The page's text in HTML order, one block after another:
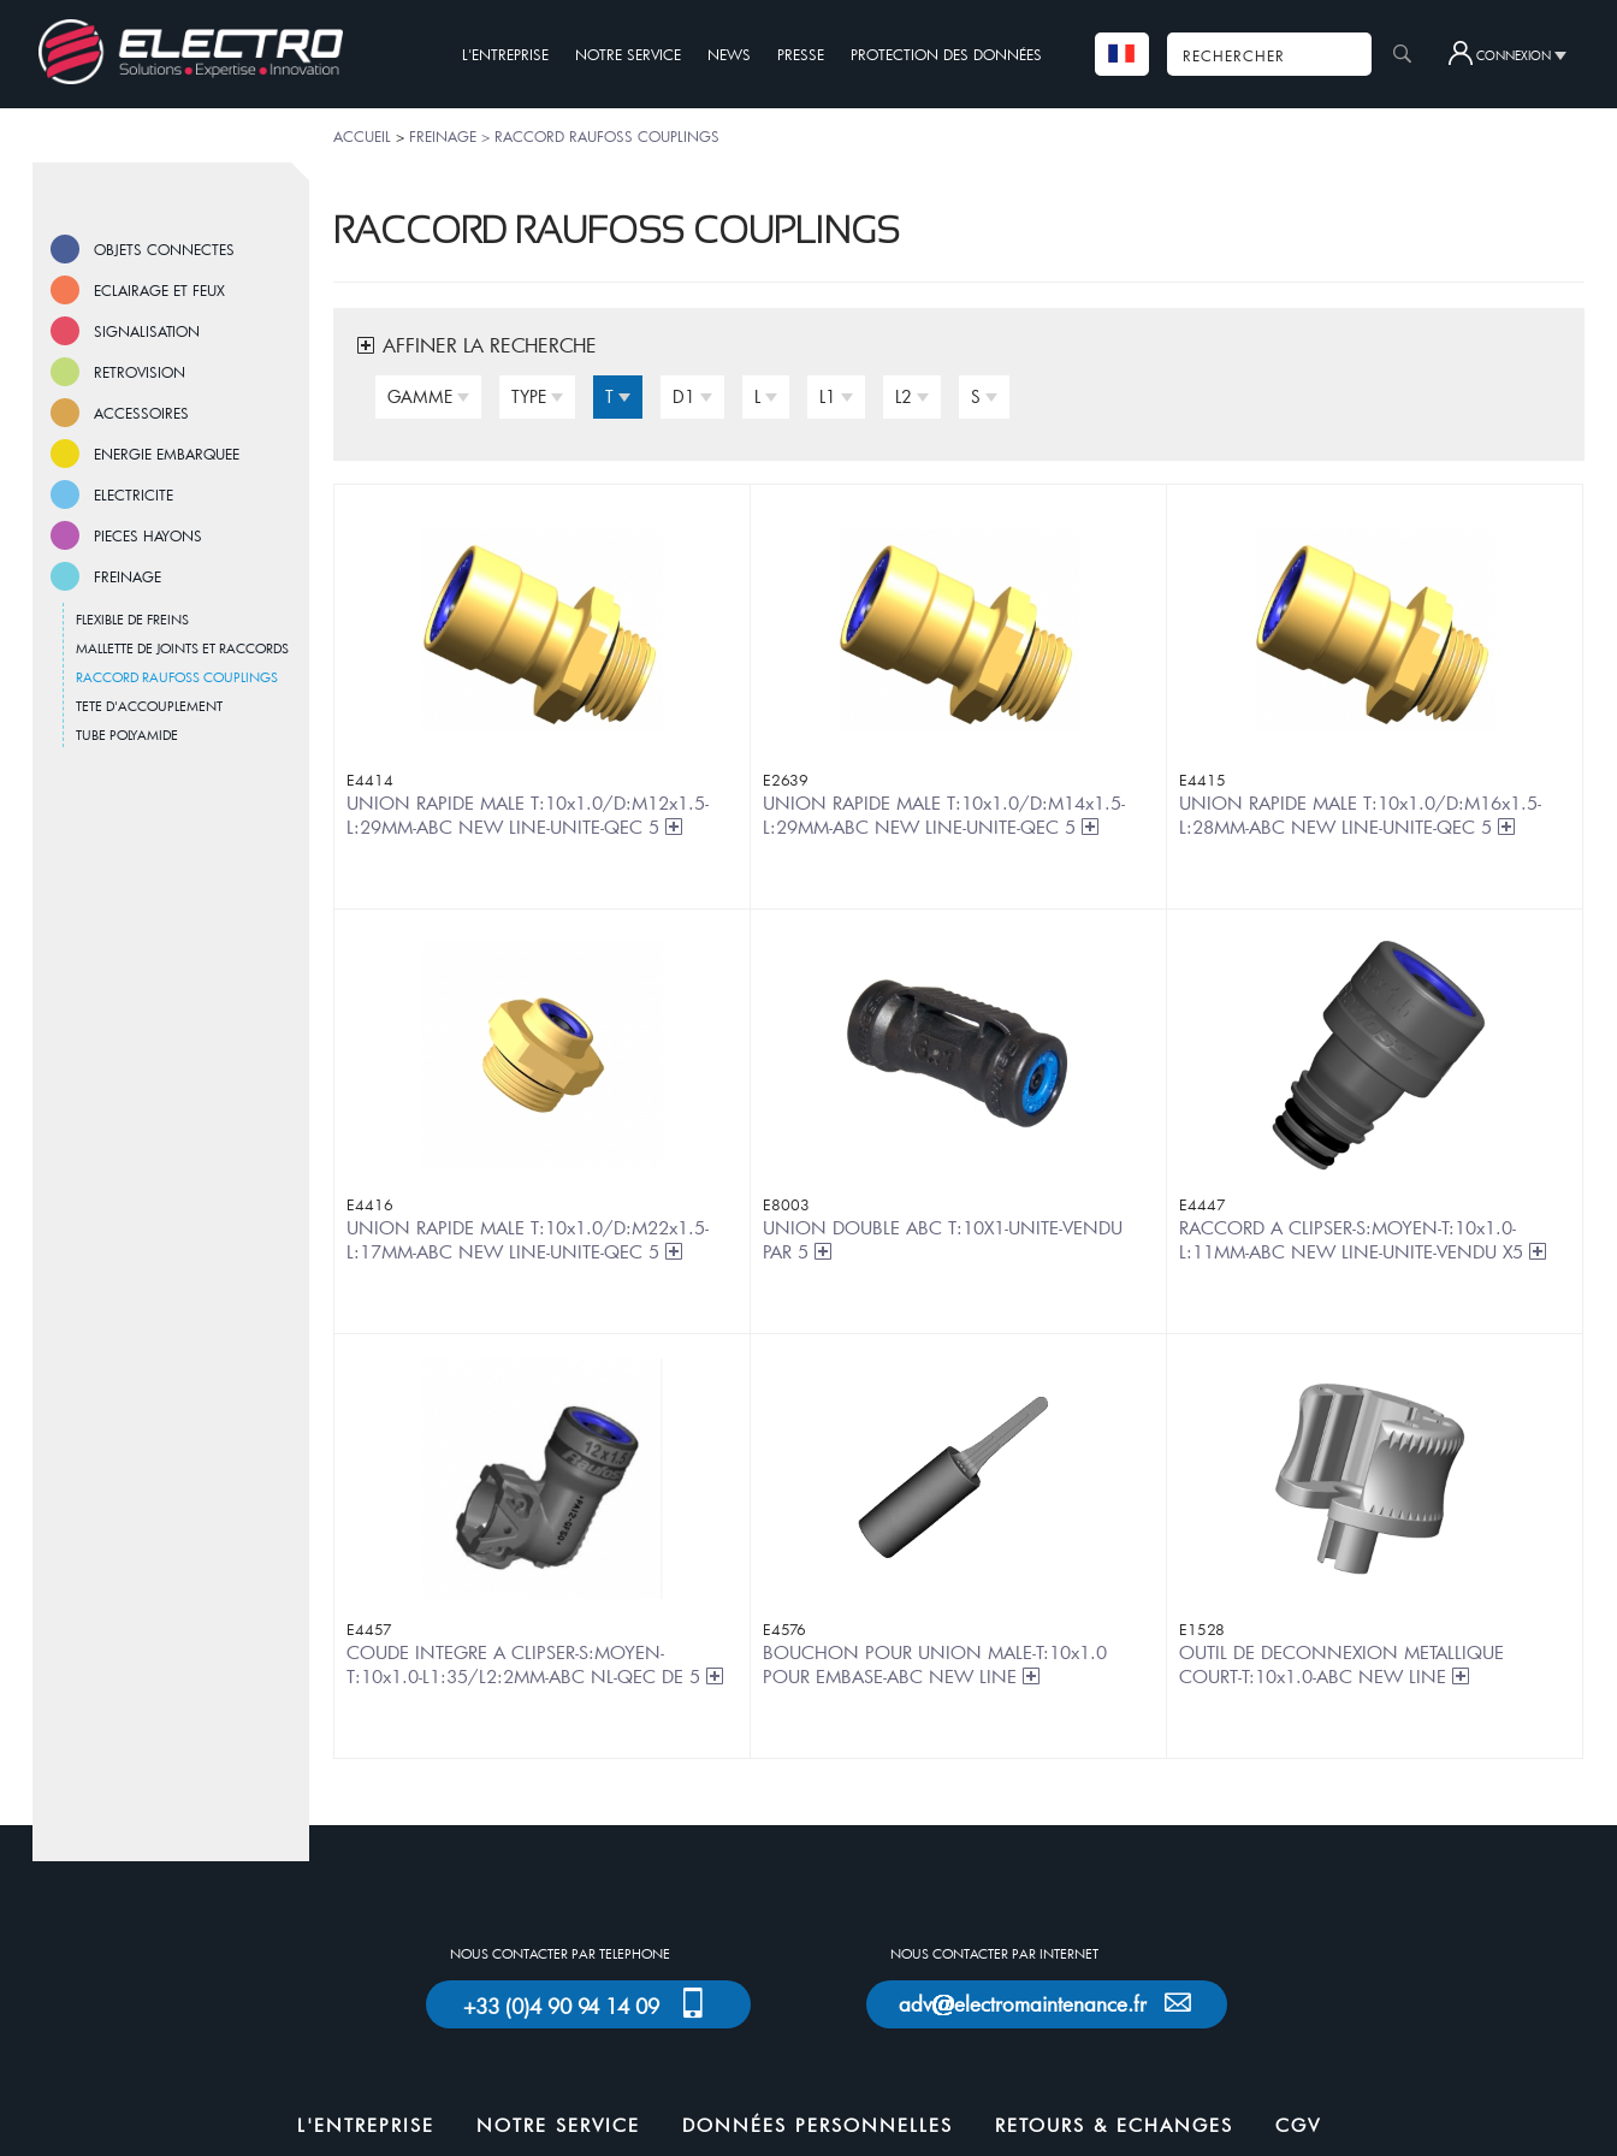
L'ENTREPRISE NOTRE SERVICE NEWS PRESSE PROTECTION DES DONNÉES CONNEXION
ACCUEIL > FREINAGE > RACCORD RAUFOSS COUPLINGS
OBJETS CONNECTES
ECLAIRAGE ET FEUX
SIGNALISATION
RETROVISION
ACCESSOIRES
ENERGIE EMBARQUEE
ELECTRICITE
PIECES HAYONS
FREINAGE
FLEXIBLE DE FREINS
MALLETTE DE JOINTS ET RACCORDS
RACCORD RAUFOSS COUPLINGS
TETE D'ACCOUPLEMENT
TUBE POLYAMIDE
RACCORD RAUFOSS COUPLINGS
AFFINER LA RECHERCHE
GAMME TYPE T D1 L L1 L2 S
E4414
UNION RAPIDE MALE T:10x1.0/D:M12x1.5-
L:29MM-ABC NEW LINE-UNITE-QEC 5
E2639
UNION RAPIDE MALE T:10x1.0/D:M14x1.5-
L:29MM-ABC NEW LINE-UNITE-QEC 5
E4415
UNION RAPIDE MALE T:10x1.0/D:M16x1.5-
L:28MM-ABC NEW LINE-UNITE-QEC 5
E4416
UNION RAPIDE MALE T:10x1.0/D:M22x1.5-
L:17MM-ABC NEW LINE-UNITE-QEC 5
E8003
UNION DOUBLE ABC T:10X1-UNITE-VENDU
PAR 5
E4447
RACCORD A CLIPSER-S:MOYEN-T:10x1.0-
L:11MM-ABC NEW LINE-UNITE-VENDU X5
E4457
COUDE INTEGRE A CLIPSER-S:MOYEN-
T:10x1.0-L1:35/L2:2MM-ABC NL-QEC DE 5
E4576
BOUCHON POUR UNION MALE-T:10x1.0
POUR EMBASE-ABC NEW LINE
E1528
OUTIL DE DECONNEXION METALLIQUE
COURT-T:10x1.0-ABC NEW LINE
NOUS CONTACTER PAR TELEPHONE
+33 (0)4 90 94 14 09
NOUS CONTACTER PAR INTERNET
adv electromaintenance.fr
L'ENTREPRISE NOTRE SERVICE DONNÉES PERSONNELLES RETOURS & ECHANGES CGV